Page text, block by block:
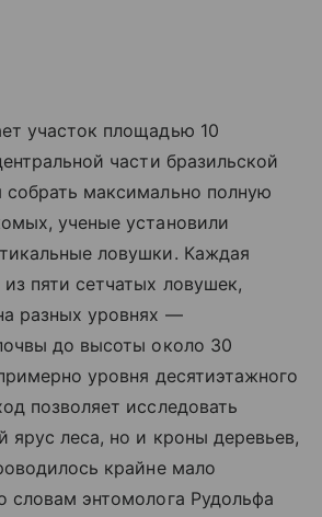
участок площадью 10
части бразильской
максимально полную
ученые установили
ловушки. Каждая
пяти сетчатых ловушек,
разных уровнях —
до высоты около 30
уровня десятиэтажного
позволяет исследовать
ярус леса, но и кроны деревьев,
крайне мало
словам энтомолога Рудольфа